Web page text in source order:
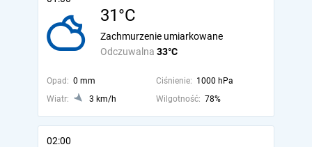
31°C
Odczuwalna 33°C
Zachmurzenie umiarkowane
Opad: 0 mm Ciśnienie: 1000 hPa
Wiatr:
3 km/h Wilgotność: 78%
02:00